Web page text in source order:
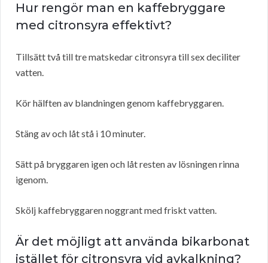
Hur rengör man en kaffebryggare
med citronsyra effektivt?
Tillsätt två till tre matskedar citronsyra till sex deciliter
vatten.
Kör hälften av blandningen genom kaffebryggaren.
Stäng av och låt stå i 10 minuter.
Sätt på bryggaren igen och låt resten av lösningen rinna
igenom.
Skölj kaffebryggaren noggrant med friskt vatten.
Är det möjligt att använda bikarbonat
istället för citronsyra vid avkalkning?